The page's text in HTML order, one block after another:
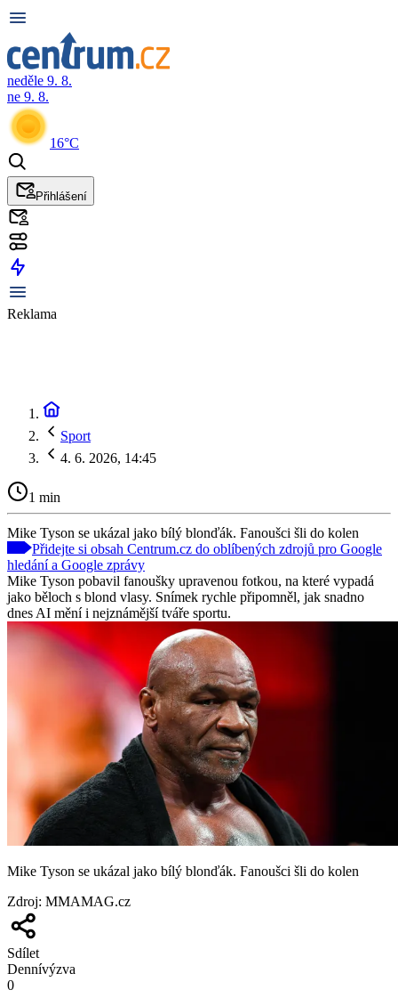
neděle 9. 8.
ne 9. 8.
16°C
Přihlášení
Reklama
Sport
4. 6. 2026, 14:45
1 min
Mike Tyson se ukázal jako bílý blonďák. Fanoušci šli do kolen
Přidejte si obsah Centrum.cz do oblíbených zdrojů pro Google
hledání a Google zprávy
Mike Tyson pobavil fanoušky upravenou fotkou, na které vypadá
jako běloch s blond vlasy. Snímek rychle připomněl, jak snadno
dnes AI mění i nejznámější tváře sportu.
Mike Tyson se ukázal jako bílý blonďák. Fanoušci šli do kolen
Zdroj: MMAMAG.cz
Sdílet
Dennívýzva
0